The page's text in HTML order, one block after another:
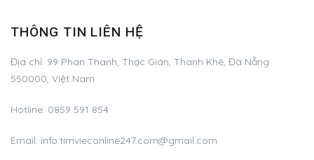
THÔNG TIN LIÊN HỆ
Địa chỉ: 99 Phan Thanh, Thạc Gián, Thanh Khê, Đà Nẵng
550000, Việt Nam
Hotline: 0859 591 854
Email: info.timvieconline247.com@gmail.com